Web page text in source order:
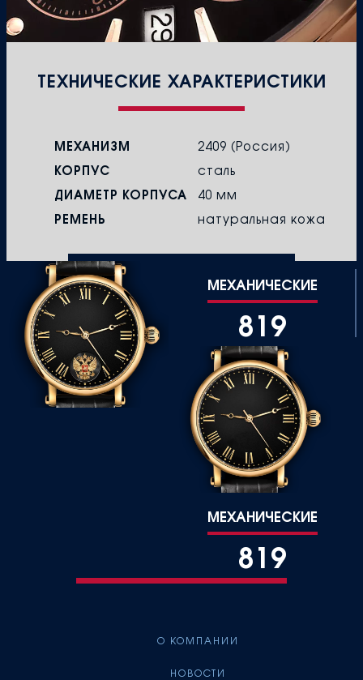
ТЕХНИЧЕСКИЕ ХАРАКТЕРИСТИКИ
МЕХАНИЗМ 2409 (Россия)
КОРПУС сталь
ДИАМЕТР КОРПУСА 40 мм
РЕМЕНЬ натуральная кожа
МЕХАНИЧЕСКИЕ
819
МЕХАНИЧЕСКИЕ
819
О КОМПАНИИ
НОВОСТИ